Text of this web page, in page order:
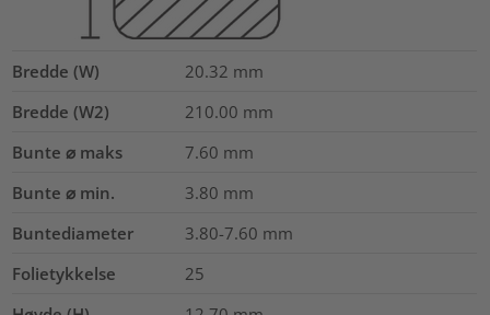
Bredde (W) 20.32 mm
Bredde (W2)
210.00 mm
Bunte ⌀ maks
7.60 mm
Bunte ⌀ min.
3.80 mm
Buntediameter
3.80-7.60 mm
Folietykkelse
25